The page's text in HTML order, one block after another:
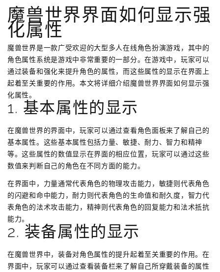
魔兽世界界面如何显示强
化属性
魔兽世界是一款广受欢迎的大型多人在线角色扮演游戏，其中的
角色属性系统是游戏中非常重要的一部分。在游戏中，玩家可以
通过装备和强化来提升角色的属性，而这些属性的显示在界面上
起着至关重要的作用。本文将详细介绍魔兽世界界面如何显示强
化属性。
1. 基本属性的显示
在魔兽世界的界面中，玩家可以通过查看角色面板来了解自己的
基本属性。这些基本属性包括力量、敏捷、耐力、智力和精神
等。这些属性的数值显示在界面的相应位置，玩家可以通过这些
数值来判断自己的角色在不同方面的能力。
在界面中，力量通常代表角色的物理攻击能力，敏捷则代表角色
的闪避和命中能力，耐力则代表角色的生命值和耐久度，智力代
表角色的法术攻击能力，精神则代表角色的回复能力和法术抵抗
能力。
2. 装备属性的显示
在魔兽世界中，装备对角色属性的提升起着至关重要的作用。在
界面中，玩家可以通过查看装备栏来了解自己所穿戴装备的属性